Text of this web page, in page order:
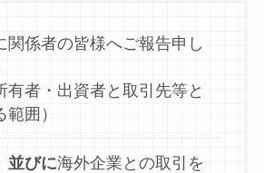
関係者の皆様へご報告申し
有者・出資者と取引先等と
囲）
並びに海外企業との取引を